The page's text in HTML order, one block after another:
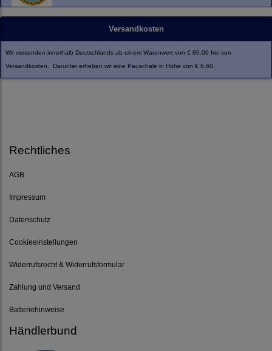
Versandkosten
Wir versenden innerhalb Deutschlands ab einem Warenwert von € 80,00 frei von
Versandkosten. Darunter erheben wir eine Pauschale in Höhe von € 6,60.
Rechtliches
AGB
Impressum
Datenschutz
Cookieeinstellungen
Widerrufsrecht & Widerrufsformular
Zahlung und Versand
Batteriehinweise
Händlerbund